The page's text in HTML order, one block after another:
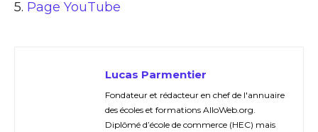
5. Page YouTube
Lucas Parmentier
Fondateur et rédacteur en chef de l'annuaire
des écoles et formations AlloWeb.org.
Diplômé d’école de commerce (HEC) mais